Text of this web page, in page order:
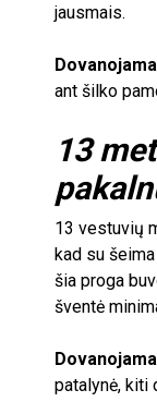
jausmais.
Dovanojama
ant šilko
13
13 vestuvių
kad su
šia proga
šventė
Dovanojama
patalynė, kiti